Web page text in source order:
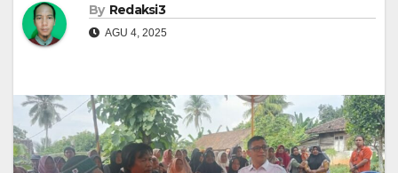
By Redaksi3
AGU 4, 2025